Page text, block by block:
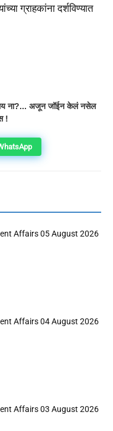
ग्राहकांना दर्शविण्यात
ना?... अजून जॉईन केलं नसेल
!
Affairs 05 August 2026
Affairs 04 August 2026
Affairs 03 August 2026